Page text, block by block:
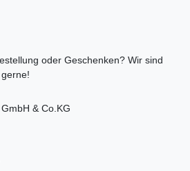
oder Geschenken? Wir sind
& Co.KG